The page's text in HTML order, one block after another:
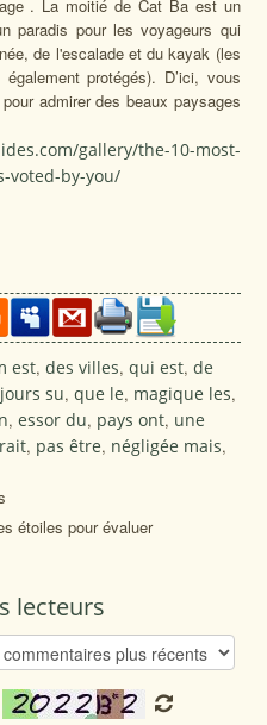
. La moitié de Cat Ba est un
paradis pour les voyageurs qui
de l'escalade et du kayak (les
protégés). D’ici, vous
admirer des beaux paysages
gallery/the-10-most-
voted-by-you/
est,des villes,qui est,de
su,que le, magique les,
,essor du, pays ont, une
, pas être, négligée mais,
étoiles pour évaluer
lecteurs